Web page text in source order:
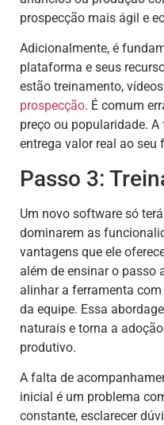
prospecção mais ágil e
Adicionalmente, é
plataforma e seus
estão treinamento,
prospecção. É comum
preço ou popularidade.
entrega valor real ao seu
Passo 3:
Um novo software só
dominarem as
vantagens que ele
além de ensinar o passo
alinhar a ferramenta
da equipe. Essa
naturais e torna a
produtivo.
A falta de
inicial é um problema
constante, esclarecer